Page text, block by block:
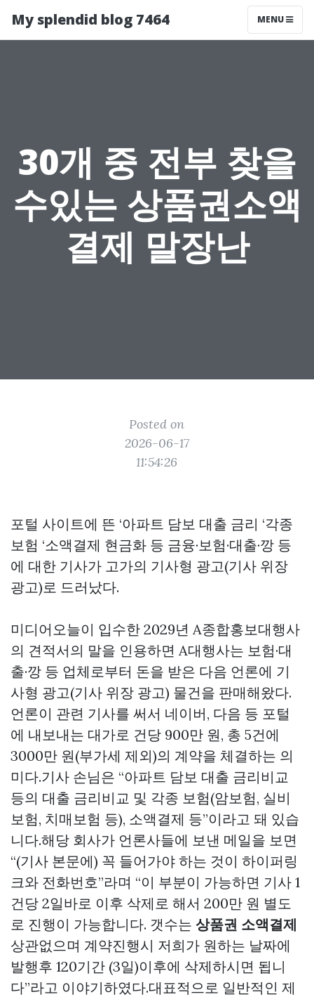
My splendid blog 7464 MENU
30개 중 전부 찾을
수있는 상품권소액
결제 말장난
Posted on
2026-06-17
11:54:26
포털 사이트에 뜬 ‘아파트 담보 대출 금리 ‘각종
보험 ‘소액결제 현금화 등 금융·보험·대출·깡 등
에 대한 기사가 고가의 기사형 광고(기사 위장
광고)로 드러났다.
미디어오늘이 입수한 2029년 A종합홍보대행사
의 견적서의 말을 인용하면 A대행사는 보험·대
출·깡 등 업체로부터 돈을 받은 다음 언론에 기
사형 광고(기사 위장 광고) 물건을 판매해왔다.
언론이 관련 기사를 써서 네이버, 다음 등 포털
에 내보내는 대가로 건당 900만 원, 총 5건에
3000만 원(부가세 제외)의 계약을 체결하는 의
미다.기사 손님은 “아파트 담보 대출 금리비교
등의 대출 금리비교 및 각종 보험(암보험, 실비
보험, 치매보험 등), 소액결제 등”이라고 돼 있습
니다.해당 회사가 언론사들에 보낸 메일을 보면
“(기사 본문에) 꼭 들어가야 하는 것이 하이퍼링
크와 전화번호”라며 “이 부분이 가능하면 기사 1
건당 2일바로 이후 삭제로 해서 200만 원 별도
로 진행이 가능합니다. 갯수는 상품권 소액결제
상관없으며 계약진행시 저희가 원하는 날짜에
발행후 120기간 (3일)이후에 삭제하시면 됩니
다”라고 이야기하였다.대표적으로 일반적인 제